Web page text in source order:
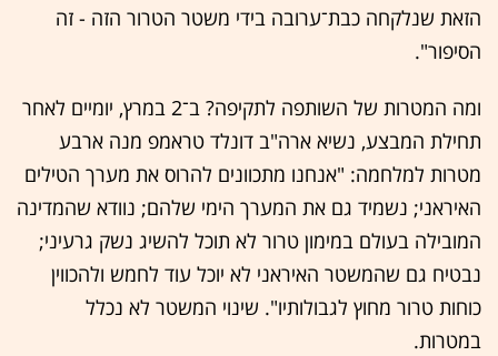
הזאת שנלקחה כבת־ערובה בידי משטר הטרור הזה - זה
הסיפור".
ומה המטרות של השותפה לתקיפה? ב־2 במרץ, יומיים לאחר
תחילת המבצע, נשיא ארה"ב דונלד טראמפ מנה ארבע
מטרות למלחמה: "אנחנו מתכוונים להרוס את מערך הטילים
האיראני; נשמיד גם את המערך הימי שלהם; נוודא שהמדינה
המובילה בעולם במימון טרור לא תוכל להשיג נשק גרעיני;
נבטיח גם שהמשטר האיראני לא יוכל עוד לחמש ולהכווין
כוחות טרור מחוץ לגבולותיו". שינוי המשטר לא נכלל
במטרות.